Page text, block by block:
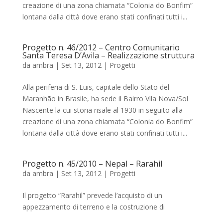
creazione di una zona chiamata “Colonia do Bonfim”
lontana dalla città dove erano stati confinati tutti i...
Progetto n. 46/2012 – Centro Comunitario
Santa Teresa D’Avila – Realizzazione struttura
da ambra | Set 13, 2012| Progetti
Alla periferia di S. Luis, capitale dello Stato del
Maranhão in Brasile, ha sede il Bairro Vila Nova/Sol
Nascente la cui storia risale al 1930 in seguito alla
creazione di una zona chiamata “Colonia do Bonfim”
lontana dalla città dove erano stati confinati tutti i...
Progetto n. 45/2010 – Nepal – Rarahil
da ambra | Set 13, 2012| Progetti
Il progetto “Rarahil” prevede l’acquisto di un
appezzamento di terreno e la costruzione di